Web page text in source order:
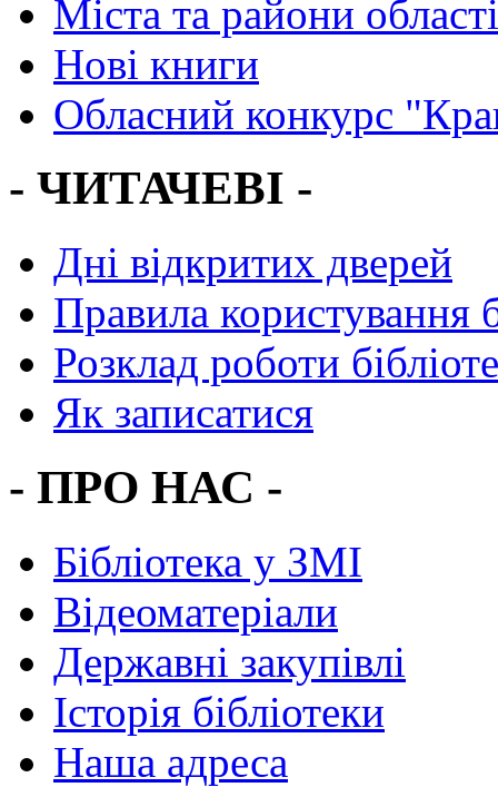
Міста та райони області
Нові книги
Обласний конкурс
- ЧИТАЧЕВІ -
Дні відкритих дверей
Правила користування
Розклад роботи
Як записатися
- ПРО НАС -
Бібліотека у ЗМІ
Відеоматеріали
Державні закупівлі
Історія бібліотеки
Наша адреса